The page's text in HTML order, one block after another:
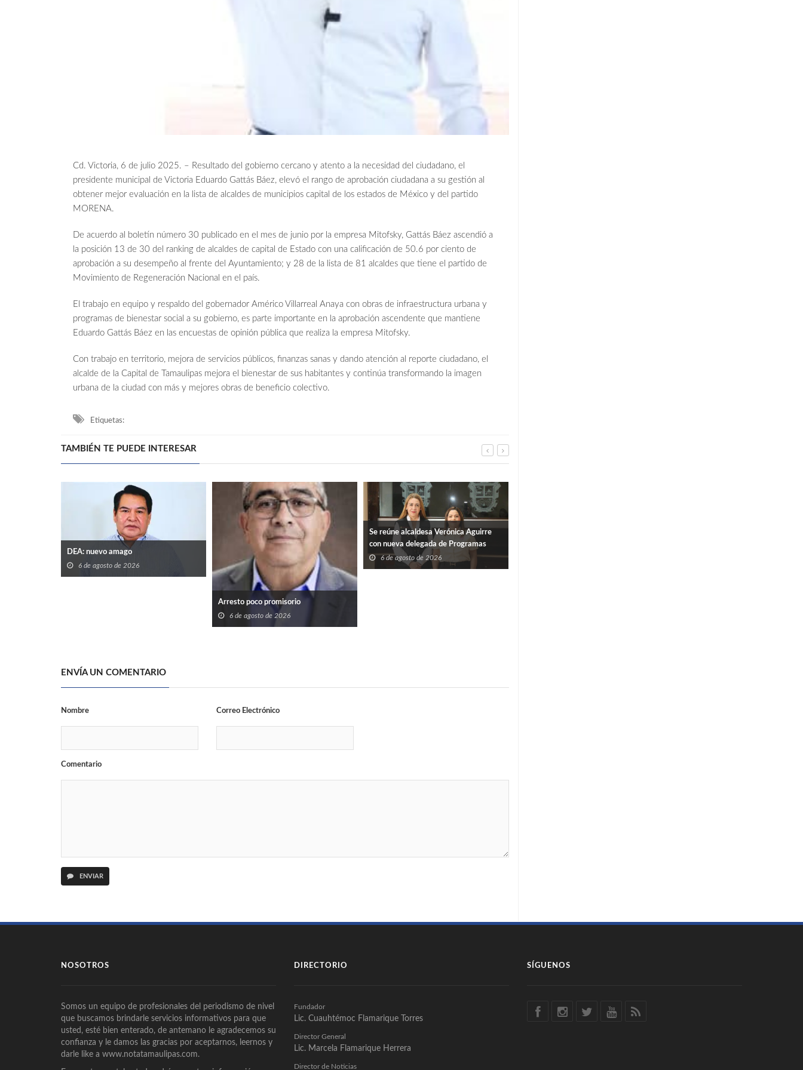
Cd. Victoria, 6 de julio 2025. – Resultado del gobierno cercano y atento a la necesidad del ciudadano, el
presidente municipal de Victoria Eduardo Gattás Báez, elevó el rango de aprobación ciudadana a su gestión al
obtener mejor evaluación en la lista de alcaldes de municipios capital de los estados de México y del partido
MORENA.
De acuerdo al boletín número 30 publicado en el mes de junio por la empresa Mitofsky, Gattás Báez ascendió a
la posición 13 de 30 del ranking de alcaldes de capital de Estado con una calificación de 50.6 por ciento de
aprobación a su desempeño al frente del Ayuntamiento; y 28 de la lista de 81 alcaldes que tiene el partido de
Movimiento de Regeneración Nacional en el país.
El trabajo en equipo y respaldo del gobernador Américo Villarreal Anaya con obras de infraestructura urbana y
programas de bienestar social a su gobierno, es parte importante en la aprobación ascendente que mantiene
Eduardo Gattás Báez en las encuestas de opinión pública que realiza la empresa Mitofsky.
Con trabajo en territorio, mejora de servicios públicos, finanzas sanas y dando atención al reporte ciudadano, el
alcalde de la Capital de Tamaulipas mejora el bienestar de sus habitantes y continúa transformando la imagen
urbana de la ciudad con más y mejores obras de beneficio colectivo.
Etiquetas:
TAMBIÉN TE PUEDE INTERESAR
DEA: nuevo amago
6 de agosto de 2026
Arresto poco promisorio
6 de agosto de 2026
Se reúne alcaldesa Verónica Aguirre
con nueva delegada de Programas
Federales en Tamaulipas
6 de agosto de 2026
ENVÍA UN COMENTARIO
Nombre Correo Electrónico
Comentario
ENVIAR
NOSOTROS
Somos un equipo de profesionales del periodismo de nivel
que buscamos brindarle servicios informativos para que
usted, esté bien enterado, de antemano le agradecemos su
confianza y le damos las gracias por aceptarnos, leernos y
darle like a www.notatamaulipas.com.
DIRECTORIO
Fundador
Lic. Cuauhtémoc Flamarique Torres
Director General
Lic. Marcela Flamarique Herrera
Director de Noticias
SÍGUENOS